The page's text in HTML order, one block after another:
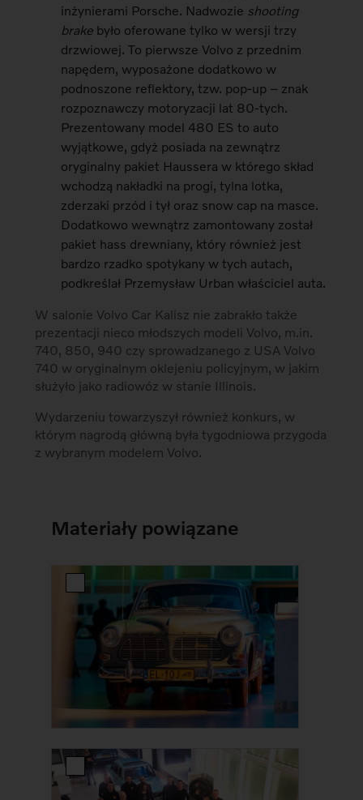
inżynierami Porsche. Nadwozie shooting
brake było oferowane tylko w wersji trzy
drzwiowej. To pierwsze Volvo z przednim
napędem, wyposażone dodatkowo w
podnoszone reflektory, tzw. pop-up – znak
rozpoznawczy motoryzacji lat 80-tych.
Prezentowany model 480 ES to auto
wyjątkowe, gdyż posiada na zewnątrz
oryginalny pakiet Haussera w którego skład
wchodzą nakładki na progi, tylna lotka,
zderzaki przód i tył oraz snow cap na masce.
Dodatkowo wewnątrz zamontowany został
pakiet hass drewniany, który również jest
bardzo rzadko spotykany w tych autach,
podkreślał Przemysław Urban właściciel auta.
W salonie Volvo Car Kalisz nie zabrakło także
prezentacji nieco młodszych modeli Volvo, m.in.
740, 850, 940 czy sprowadzanego z USA Volvo
740 w oryginalnym oklejeniu policyjnym, w jakim
służyło jako radiowóz w stanie Illinois.
Wydarzeniu towarzyszył również konkurs, w
którym nagrodą główną była tygodniowa przygoda
z wybranym modelem Volvo.
Materiały powiązane